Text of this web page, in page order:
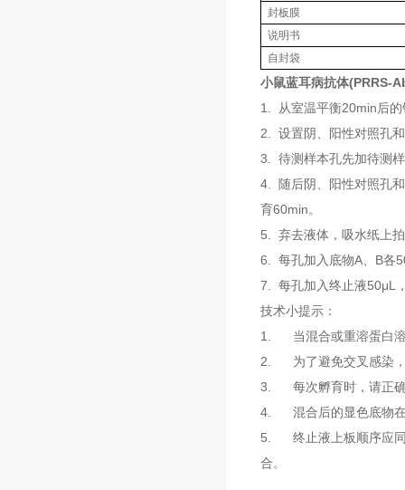
封板膜
说明书
自封袋
小鼠蓝耳病抗体(PRRS-
1. 从室温平衡20min后
2. 设置阴、阳性对照孔
3. 待测样本孔先加待测
4. 随后阴、阳性对照孔
育60min。
5. 弃去液体，吸水纸上
6. 每孔加入底物A、B各
7. 每孔加入终止液50μL
技术小提示：
1. 当混合或重溶蛋白溶
2. 为了避免交叉感染，
3. 每次孵育时，请正确
4. 混合后的显色底物在
5. 终止液上板顺序应同
合。